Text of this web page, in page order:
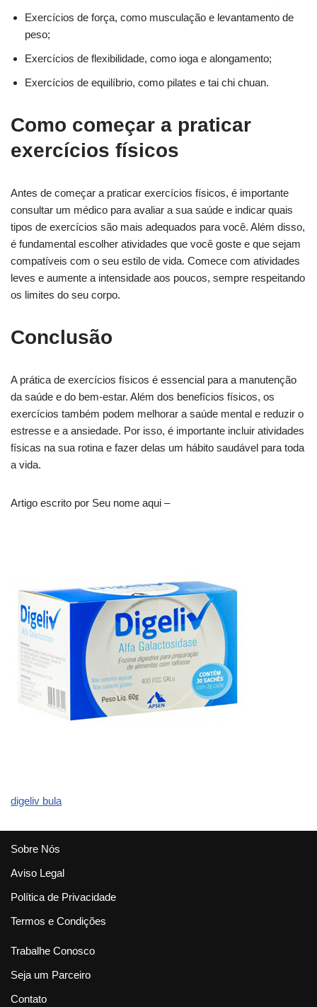
Exercícios de força, como musculação e levantamento de
peso;
Exercícios de flexibilidade, como ioga e alongamento;
Exercícios de equilíbrio, como pilates e tai chi chuan.
Como começar a praticar
exercícios físicos
Antes de começar a praticar exercícios físicos, é importante
consultar um médico para avaliar a sua saúde e indicar quais
tipos de exercícios são mais adequados para você. Além disso,
é fundamental escolher atividades que você goste e que sejam
compatíveis com o seu estilo de vida. Comece com atividades
leves e aumente a intensidade aos poucos, sempre respeitando
os limites do seu corpo.
Conclusão
A prática de exercícios físicos é essencial para a manutenção
da saúde e do bem-estar. Além dos benefícios físicos, os
exercícios também podem melhorar a saúde mental e reduzir o
estresse e a ansiedade. Por isso, é importante incluir atividades
físicas na sua rotina e fazer delas um hábito saudável para toda
a vida.
Artigo escrito por Seu nome aqui –
digeliv bula
Sobre Nós
Aviso Legal
Política de Privacidade
Termos e Condições
Trabalhe Conosco
Seja um Parceiro
Contato